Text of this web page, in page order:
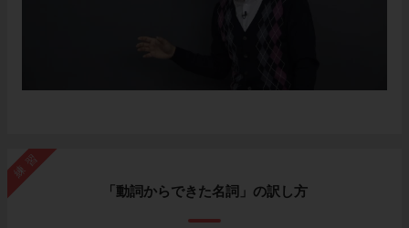
練習
「動詞からできた名詞」の訳し方